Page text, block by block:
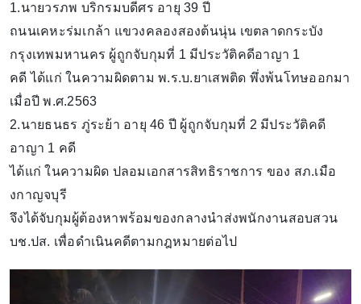
1.นายวรภพ บริกรมบดีศร อายุ 39 ปี
ถนนเคหะร่มเกล้า แขวงคลองสองต้นนุ่น เขตลาดกระบัง
กรุงเทพมหานคร ผู้ถูกจับกุมที่ 1 มีประวัติคดีอาญา 1
คดี ได้แก่ ในความผิดตาม พ.ร.บ.ยาเสพติด พึ่งพ้นโทษออกมา
เมื่อปี พ.ศ.2563
2.นายธนธร ภู่ระย้า อายุ 46 ปี ผู้ถูกจับกุมที่ 2 มีประวัติคดี
อาญา 1 คดี
ได้แก่ ในความผิด ปลอมเอกสารสิทธิราชการ ของ สภ.เมือ
งกาญจบุรี
จึงได้จับกุมผู้ต้องหาพร้อมของกลางนำส่งพนักงานสอบสวน
บช.ปส. เพื่อดำเนินคดีตามกฎหมายต่อไป